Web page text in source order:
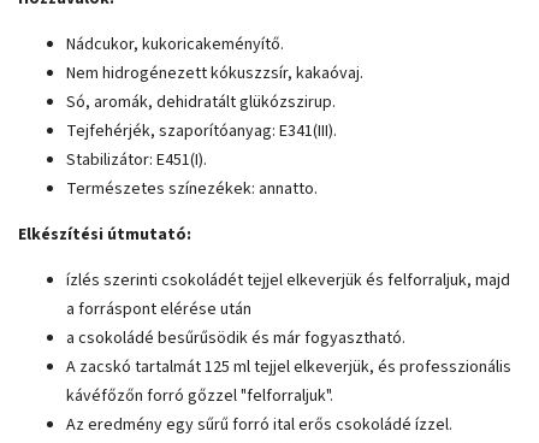
Nádcukor, kukoricakeményítő.
Nem hidrogénezett kókuszzsír, kakaóvaj.
Só, aromák, dehidratált glükózszirup.
Tejfehérjék, szaporítóanyag: E341(III).
Stabilizátor: E451(I).
Természetes színezékek: annatto.
Elkészítési útmutató:
ízlés szerinti csokoládét tejjel elkeverjük és felforraljuk, majd
a forráspont elérése után
a csokoládé besűrűsödik és már fogyasztható.
A zacskó tartalmát 125 ml tejjel elkeverjük, és professzionális
kávéfőzőn forró gőzzel "felforraljuk".
Az eredmény egy sűrű forró ital erős csokoládé ízzel.